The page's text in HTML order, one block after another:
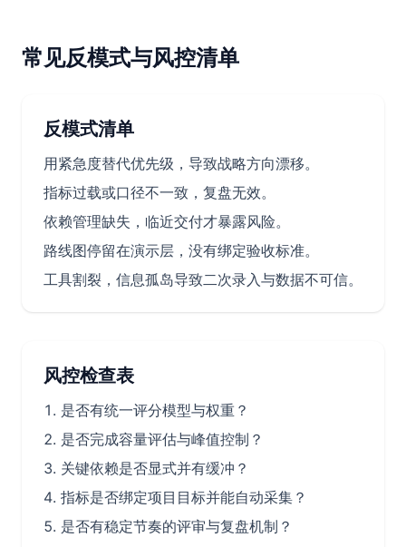
常见反模式与风控清单
反模式清单
用紧急度替代优先级，导致战略方向漂移。
指标过载或口径不一致，复盘无效。
依赖管理缺失，临近交付才暴露风险。
路线图停留在演示层，没有绑定验收标准。
工具割裂，信息孤岛导致二次录入与数据不可信。
风控检查表
是否有统一评分模型与权重？
是否完成容量评估与峰值控制？
关键依赖是否显式并有缓冲？
指标是否绑定项目目标并能自动采集？
是否有稳定节奏的评审与复盘机制？